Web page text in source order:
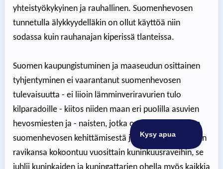
yhteistyökykyinen ja rauhallinen. Suomenhevosen
tunnetulla älykkyydelläkin on ollut käyttöä niin
sodassa kuin rauhanajan kiperissä tlanteissa.
Suomen kaupungistuminen ja maaseudun osittainen
tyhjentyminen ei vaarantanut suomenhevosen
tulevaisuutta - ei liioin lämminveriravurien tulo
kilparadoille - kiitos niiden maan eri puolilla asuvien
hevosmiesten ja - naisten, jotka ovat pitänee huolta
suomenhevosen kehittämisestä ja hyvinvoinnista. Kun
ravikansa kokoontuu vuosittain kuninkuusraveihin, se